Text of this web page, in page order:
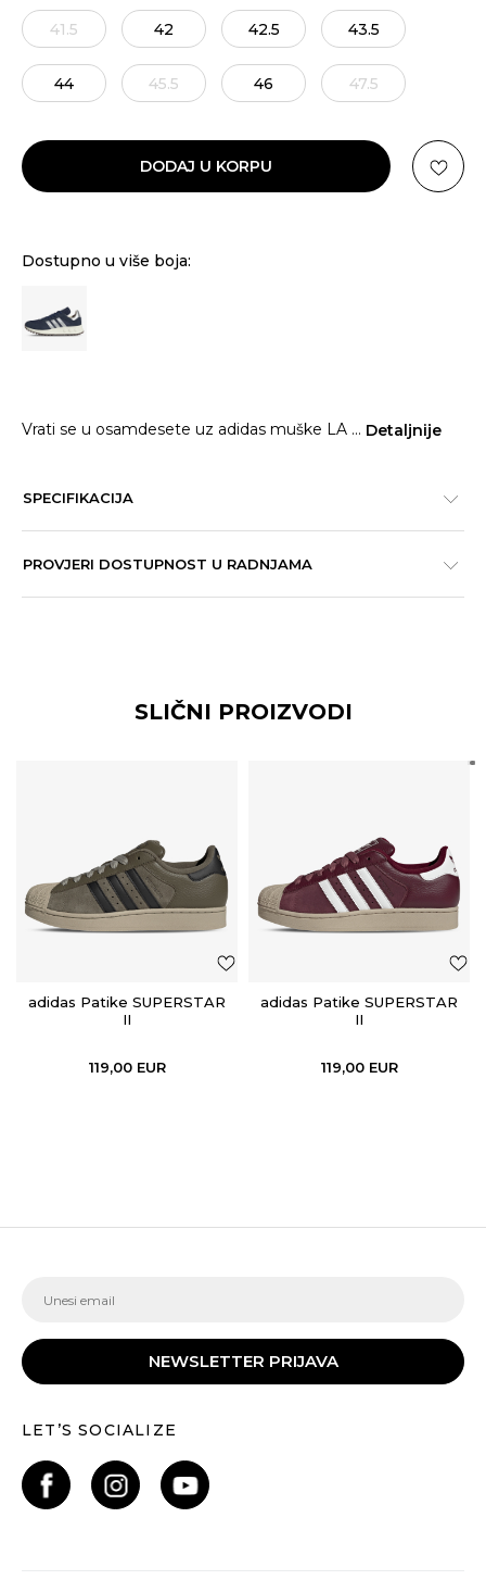
41.5 42 42.5 43.5
44 45.5 46 47.5
DODAJ U KORPU
Dostupno u više boja:
Vrati se u osamdesete uz adidas muške LA ... Detaljnije
SPECIFIKACIJA
PROVJERI DOSTUPNOST U RADNJAMA
SLIČNI PROIZVODI
adidas Patike SUPERSTAR
II
119,00 EUR
adidas Patike SUPERSTAR
II
119,00 EUR
NEWSLETTER PRIJAVA
LET’S SOCIALIZE